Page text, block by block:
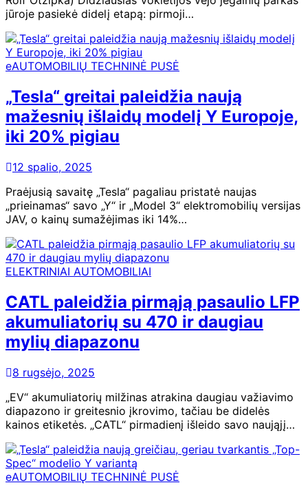
jūroje pasiekė didelį etapą: pirmoji…
eAUTOMOBILIŲ TECHNINĖ PUSĖ
„Tesla“ greitai paleidžia naują
mažesnių išlaidų modelį Y Europoje,
iki 20% pigiau
12 spalio, 2025
Praėjusią savaitę „Tesla“ pagaliau pristatė naujas
„prieinamas“ savo „Y“ ir „Model 3“ elektromobilių versijas
JAV, o kainų sumažėjimas iki 14%…
ELEKTRINIAI AUTOMOBILIAI
CATL paleidžia pirmąją pasaulio LFP
akumuliatorių su 470 ir daugiau
mylių diapazonu
8 rugsėjo, 2025
„EV“ akumuliatorių milžinas atrakina daugiau važiavimo
diapazono ir greitesnio įkrovimo, tačiau be didelės
kainos etiketės. „CATL“ pirmadienį išleido savo naująjį…
eAUTOMOBILIŲ TECHNINĖ PUSĖ